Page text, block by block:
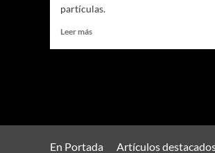
partículas.
Leer másLeer
China
En Portada Artículos